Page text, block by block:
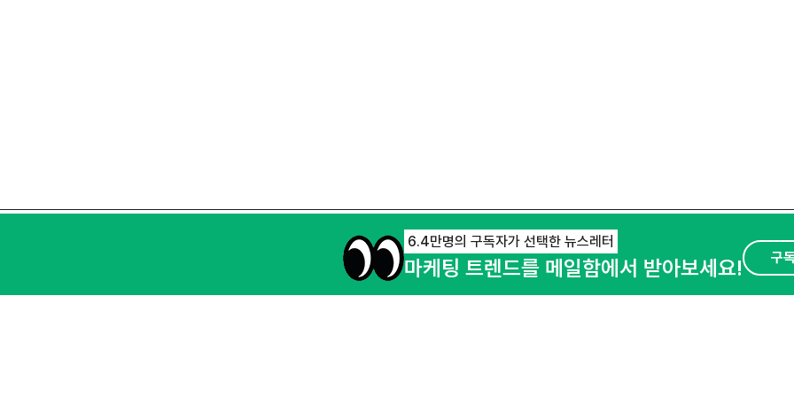
마케팅 감각을 깨워 드릴게요!
6.4만명의 구독자가 선택한 뉴스레터
마케팅 트렌드를 메일함에서 받아보세요! 구